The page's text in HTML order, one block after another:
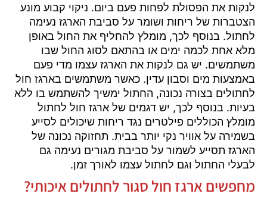
לנקות את הפסולת לפחות פעם ביום. ניקוי קבוע מונע
הצטברות של ריחות ושומר על סביבת הארגז נעימה
לחתול. בנוסף לכך, מומלץ להחליף את החול באופן
מלא אחת לכמה ימים או בהתאם לסוג החול שבו
משתמשים. יש גם לנקות את הארגז עצמו מדי פעם
באמצעות מים וסבון עדין. כאשר משתמשים בארגז חול
לחתולים בצורה נכונה, החתול ימשיך להשתמש בו ללא
בעיות. בנוסף לכך, יש דגמים של ארגז חול לחתול
מומלץ הכוללים פילטרים נגד ריחות שיכולים לסייע
בשמירה על אוויר נקי יותר בבית. תחזוקה נכונה של
הארגז תסייע לשמור על סביבת מגורים נעימה גם
לבעלי החתול וגם לחתול עצמו לאורך זמן.
מחפשים ארגז חול סגור לחתולים איכותי?